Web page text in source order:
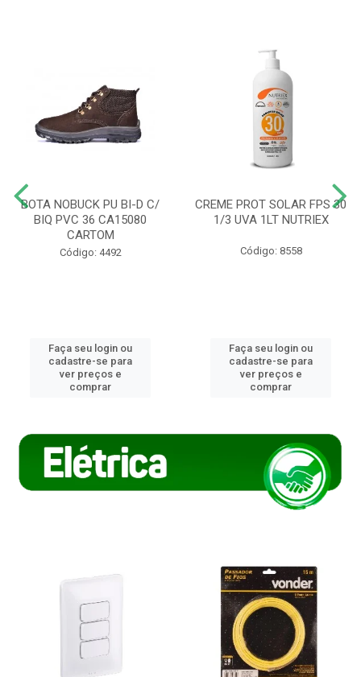
BOTA NOBUCK PU BI-D C/
BIQ PVC 36 CA15080
CARTOM
Código: 4492
Faça seu login ou
cadastre-se para
ver preços e
comprar
CREME PROT SOLAR FPS 30
1/3 UVA 1LT NUTRIEX
Código: 8558
Faça seu login ou
cadastre-se para
ver preços e
comprar